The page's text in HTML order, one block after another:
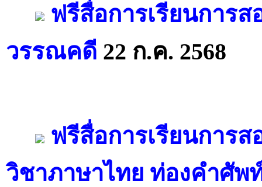
ฟรีสื่อการเรียนการ
วรรณคดี 22 ก.ค. 2568
ฟรีสื่อการเรียนการ
วิชาภาษาไทย ท่องคำศัพ